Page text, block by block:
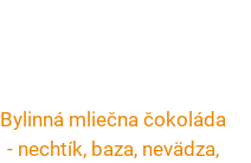
Bylinná mliečna čokoláda
- nechtík, baza, nevädza,